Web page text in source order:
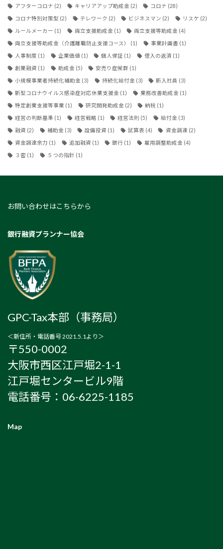
アフターコロナ (2) キャリアアップ助成金 (2) コロナ (28)
コロナ特別対策型 (2) テレワーク (2) ビジネスマン (2) リスケ (2)
ルールメーカー (1) 両立支援助成金 (1) 両立支援等助成金 (4)
両立支援等助成金（介護離職防止支援コース） (1) 事業計画書 (1)
人事制度 (1) 企業価値(1) 個人保証 (1) 借入の返済 (1)
創業融資 (1) 助成金 (5) 安売り症候群 (1)
小規模事業者持続化補助金 (3) 持続化給付金 (3) 新入社員 (3)
新型コロナウイルス感染症対応休業支援金 (1) 業務改善助成金 (1)
特定創業支援等事業 (1) 研究開発助成金 (2) 納税 (1)
経営の判断基準 (1) 経営戦略 (1) 経営法則 (5) 給付金 (3)
融資 (2) 補助金 (3) 設備投資 (1) 試算表 (4) 資金調達 (2)
資金調達余力 (1) 追加融資 (1) 銀行 (1) 雇用調整助成金 (4)
３密 (1) ５つの指針 (1)
お問い合わせはこちらから
銀行融資プランナー協会
GPC-Tax本部（事務局）
＜新住所・電話番号 2021.5.1より＞
〒550-0002
大阪市西区江戸堀2-1-1
江戸堀センタービル9階
電話番号：06-6225-1185
Map